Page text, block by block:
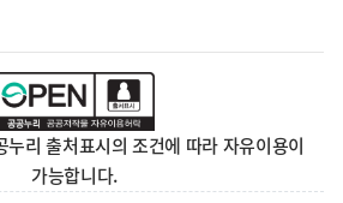
리 출처표시의 조건에 따라 자유이용이
가능합니다.